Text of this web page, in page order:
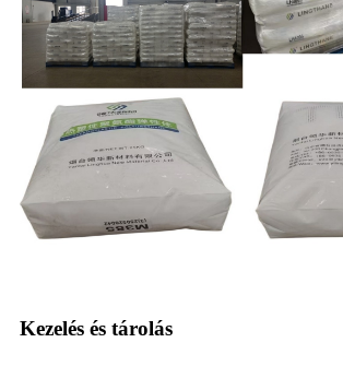
Kezelés és tárolás